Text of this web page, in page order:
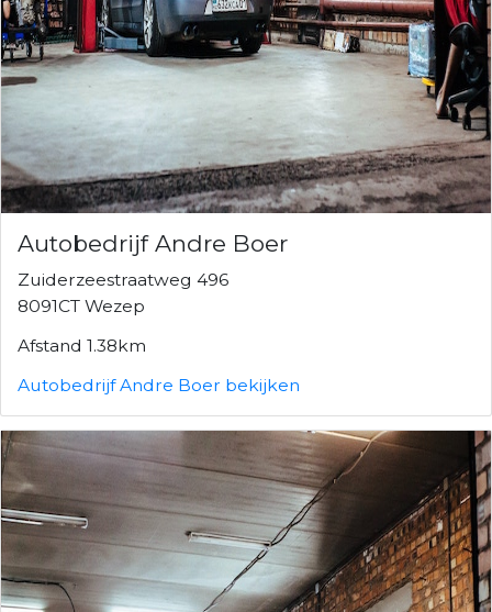
Autobedrijf Andre Boer
Zuiderzeestraatweg 496
8091CT Wezep
Afstand 1.38km
Autobedrijf Andre Boer bekijken